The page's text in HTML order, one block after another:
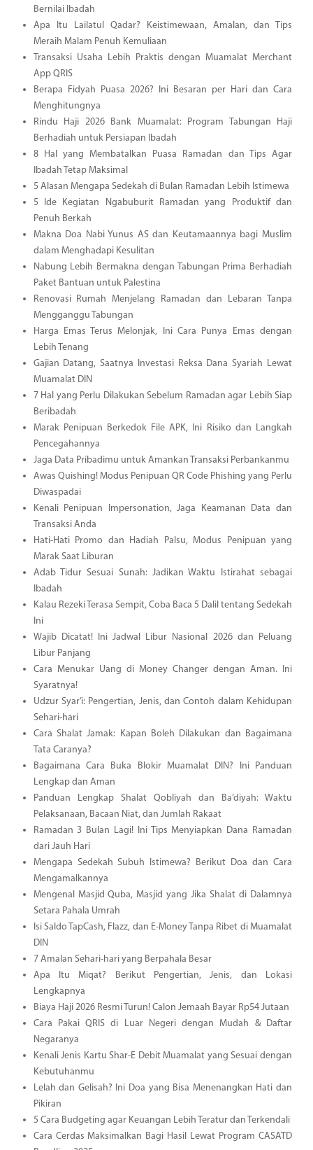
Bernilai Ibadah
Apa Itu Lailatul Qadar? Keistimewaan, Amalan, dan Tips
Meraih Malam Penuh Kemuliaan
Transaksi Usaha Lebih Praktis dengan Muamalat Merchant
App QRIS
Berapa Fidyah Puasa 2026? Ini Besaran per Hari dan Cara
Menghitungnya
Rindu Haji 2026 Bank Muamalat: Program Tabungan Haji
Berhadiah untuk Persiapan Ibadah
8 Hal yang Membatalkan Puasa Ramadan dan Tips Agar
Ibadah Tetap Maksimal
5 Alasan Mengapa Sedekah di Bulan Ramadan Lebih Istimewa
5 Ide Kegiatan Ngabuburit Ramadan yang Produktif dan
Penuh Berkah
Makna Doa Nabi Yunus AS dan Keutamaannya bagi Muslim
dalam Menghadapi Kesulitan
Nabung Lebih Bermakna dengan Tabungan Prima Berhadiah
Paket Bantuan untuk Palestina
Renovasi Rumah Menjelang Ramadan dan Lebaran Tanpa
Mengganggu Tabungan
Harga Emas Terus Melonjak, Ini Cara Punya Emas dengan
Lebih Tenang
Gajian Datang, Saatnya Investasi Reksa Dana Syariah Lewat
Muamalat DIN
7 Hal yang Perlu Dilakukan Sebelum Ramadan agar Lebih Siap
Beribadah
Marak Penipuan Berkedok File APK, Ini Risiko dan Langkah
Pencegahannya
Jaga Data Pribadimu untuk Amankan Transaksi Perbankanmu
Awas Quishing! Modus Penipuan QR Code Phishing yang Perlu
Diwaspadai
Kenali Penipuan Impersonation, Jaga Keamanan Data dan
Transaksi Anda
Hati-Hati Promo dan Hadiah Palsu, Modus Penipuan yang
Marak Saat Liburan
Adab Tidur Sesuai Sunah: Jadikan Waktu Istirahat sebagai
Ibadah
Kalau Rezeki Terasa Sempit, Coba Baca 5 Dalil tentang Sedekah
Ini
Wajib Dicatat! Ini Jadwal Libur Nasional 2026 dan Peluang
Libur Panjang
Cara Menukar Uang di Money Changer dengan Aman. Ini
Syaratnya!
Udzur Syar’i: Pengertian, Jenis, dan Contoh dalam Kehidupan
Sehari-hari
Cara Shalat Jamak: Kapan Boleh Dilakukan dan Bagaimana
Tata Caranya?
Bagaimana Cara Buka Blokir Muamalat DIN? Ini Panduan
Lengkap dan Aman
Panduan Lengkap Shalat Qobliyah dan Ba’diyah: Waktu
Pelaksanaan, Bacaan Niat, dan Jumlah Rakaat
Ramadan 3 Bulan Lagi! Ini Tips Menyiapkan Dana Ramadan
dari Jauh Hari
Mengapa Sedekah Subuh Istimewa? Berikut Doa dan Cara
Mengamalkannya
Mengenal Masjid Quba, Masjid yang Jika Shalat di Dalamnya
Setara Pahala Umrah
Isi Saldo TapCash, Flazz, dan E-Money Tanpa Ribet di Muamalat
DIN
7 Amalan Sehari-hari yang Berpahala Besar
Apa Itu Miqat? Berikut Pengertian, Jenis, dan Lokasi
Lengkapnya
Biaya Haji 2026 Resmi Turun! Calon Jemaah Bayar Rp54 Jutaan
Cara Pakai QRIS di Luar Negeri dengan Mudah & Daftar
Negaranya
Kenali Jenis Kartu Shar-E Debit Muamalat yang Sesuai dengan
Kebutuhanmu
Lelah dan Gelisah? Ini Doa yang Bisa Menenangkan Hati dan
Pikiran
5 Cara Budgeting agar Keuangan Lebih Teratur dan Terkendali
Cara Cerdas Maksimalkan Bagi Hasil Lewat Program CASATD